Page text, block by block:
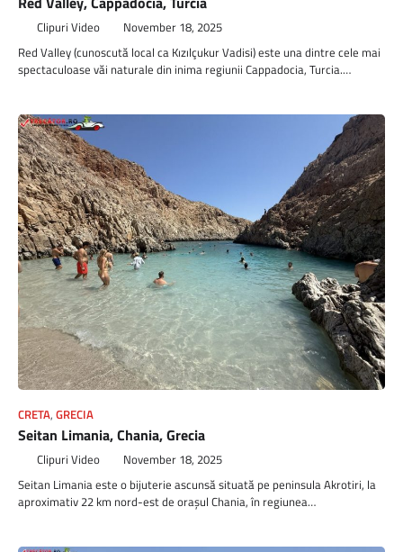
Clipuri Video November 18, 2025
Red Valley (cunoscută local ca Kızılçukur Vadisi) este una dintre cele mai
spectaculoase văi naturale din inima regiunii Cappadocia, Turcia.…
CRETA, GRECIA
Seitan Limania, Chania, Grecia
Clipuri Video November 18, 2025
Seitan Limania este o bijuterie ascunsă situată pe peninsula Akrotiri, la
aproximativ 22 km nord-est de orașul Chania, în regiunea…